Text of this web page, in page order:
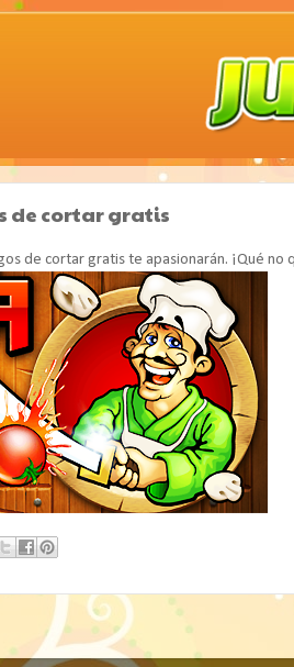
de cortar gratis
de cortar gratis te apasionarán. ¡Qué no